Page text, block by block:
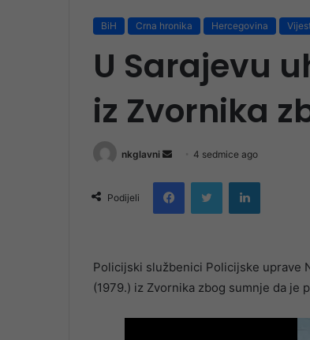
BiH Crna hronika Hercegovina
U Sarajevu
iz Zvornika
nkglavni
Send
email
4 sedmice ago
Podijeli
FacebookTwitter LinkedIn
Policijski službenici Policijske uprave
(1979.) iz Zvornika zbog sumnje da je